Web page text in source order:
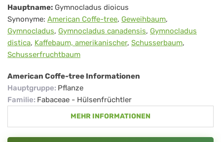
American
Coffe-
tree
Hauptname: Gymnocladus dioicus
Synonyme: American Coffe-tree, Geweihbaum,
Gymnocladus, Gymnocladus canadensis, Gymnocladus
distica, Kaffebaum, amerikanischer, Schusserbaum,
Schusserfruchtbaum
American Coffe-tree Informationen
Hauptgruppe: Pflanze
Familie: Fabaceae - Hülsenfrüchtler
MEHR INFORMATIONEN